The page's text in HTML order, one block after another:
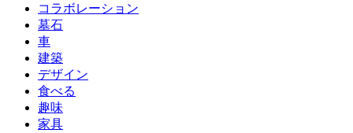
コラボレーション
墓石
車
建築
デザイン
食べる
趣味
家具